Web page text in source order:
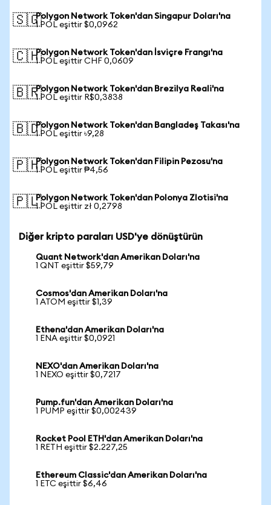
🇸🇬Polygon Network Token'dan Singapur Doları'na
1 POL eşittir $0,0962
🇨🇭Polygon Network Token'dan İsviçre Frangı'na
1 POL eşittir CHF 0,0609
🇧🇷Polygon Network Token'dan Brezilya Reali'na
1 POL eşittir R$0,3838
🇧🇩Polygon Network Token'dan Bangladeş Takası'na
1 POL eşittir ৳9,28
🇵🇭Polygon Network Token'dan Filipin Pezosu'na
1 POL eşittir ₱4,56
🇵🇱Polygon Network Token'dan Polonya Zlotisi'na
1 POL eşittir zł 0,2798
Diğer kripto paraları USD'ye dönüştürün
Quant Network'dan Amerikan Doları'na
1 QNT eşittir $59,79
Cosmos'dan Amerikan Doları'na
1 ATOM eşittir $1,39
Ethena'dan Amerikan Doları'na
1 ENA eşittir $0,0921
NEXO'dan Amerikan Doları'na
1 NEXO eşittir $0,7217
Pump.fun'dan Amerikan Doları'na
1 PUMP eşittir $0,002439
Rocket Pool ETH'dan Amerikan Doları'na
1 RETH eşittir $2.227,25
Ethereum Classic'dan Amerikan Doları'na
1 ETC eşittir $6,46